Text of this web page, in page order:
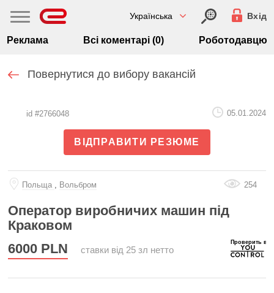
Українська Вхід
Реклама Всі коментарі (0) Роботодавцю
Повернутися до вибору вакансій
id #2766048 05.01.2024
ВІДПРАВИТИ РЕЗЮМЕ
Польща , Вольбром 254
Оператор виробничих машин під
Краковом
6000 PLN ставки від 25 зл нетто